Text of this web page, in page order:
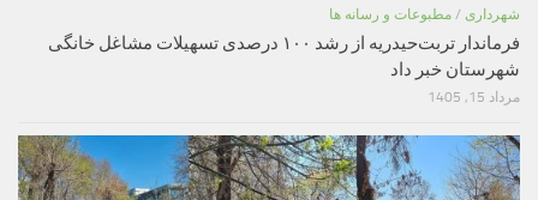
شهرداری / مطبوعات و رسانه ها
فرماندار تربت‌حیدریه از رشد ۱۰۰ درصدی تسهیلات مشاغل خانگی
شهرستان خبر داد
مرداد 15, 1405